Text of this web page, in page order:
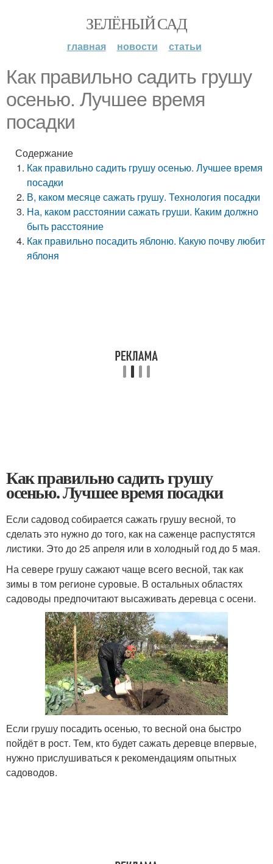
ЗЕЛЁНЫЙ САД
главная новости статьи
Как правильно садить грушу
осенью. Лучшее время
посадки
Содержание
Как правильно садить грушу осенью. Лучшее время
посадки
В, каком месяце сажать грушу. Технология посадки
На, каком расстоянии сажать груши. Каким должно
быть расстояние
Как правильно посадить яблоню. Какую почву любит
яблоня
Как правильно садить грушу
осенью. Лучшее время посадки
Если садовод собирается сажать грушу весной, то
сделать это нужно до того, как на саженце распустятся
листики. Это до 25 апреля или в холодный год до 5 мая.
На севере грушу сажают чаще всего весной, так как
зимы в том регионе суровые. В остальных областях
садоводы предпочитают высаживать деревца с осени.
Если грушу посадить осенью, то весной она быстро
пойдёт в рост. Тем, кто будет сажать деревце впервые,
нужно прислушиваться к рекомендациям опытных
садоводов.